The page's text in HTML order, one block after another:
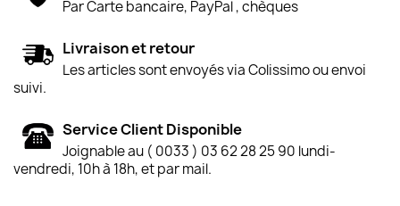
Par Carte bancaire, PayPal , chèques
Livraison et retour
Les articles sont envoyés via Colissimo ou envoi
suivi.
Service Client Disponible
Joignable au ( 0033 ) 03 62 28 25 90 lundi-
vendredi, 10h à 18h, et par mail.